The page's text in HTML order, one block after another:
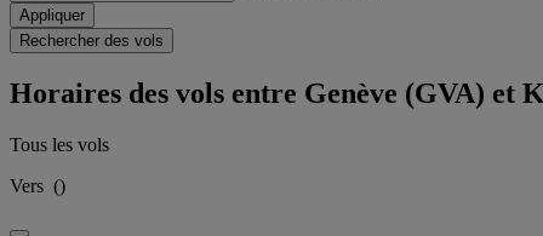
Appliquer
Rechercher des vols
Horaires des vols entre Genève (GVA) et
Tous les vols
Vers ()